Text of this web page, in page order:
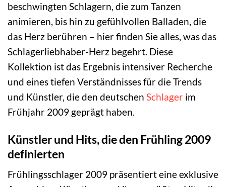
beschwingten Schlagern, die zum Tanzen
animieren, bis hin zu gefühlvollen Balladen, die
das Herz berühren – hier finden Sie alles, was das
Schlagerliebhaber-Herz begehrt. Diese
Kollektion ist das Ergebnis intensiver Recherche
und eines tiefen Verständnisses für die Trends
und Künstler, die den deutschen Schlager im
Frühjahr 2009 geprägt haben.
Künstler und Hits, die den Frühling 2009
definierten
Frühlingsschlager 2009 präsentiert eine exklusive